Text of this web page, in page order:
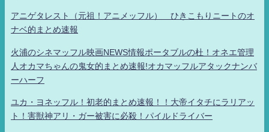
アニゲタレスト（元祖！アニメッフル） ひきこもりニートのオ
ナベ的まとめ速報
火浦のシネマッフル映画NEWS情報ポータブルの杜！オネエ管理
人オカマちゃんの鬼女的まとめ速報!オカマッフルアタックナンバ
ーハーフ
ユカ・ヨネッフル！初老的まとめ速報！！大帝イタチにラリアッ
ト！害獣神アリ・ガー被害に必殺！パイルドライバー